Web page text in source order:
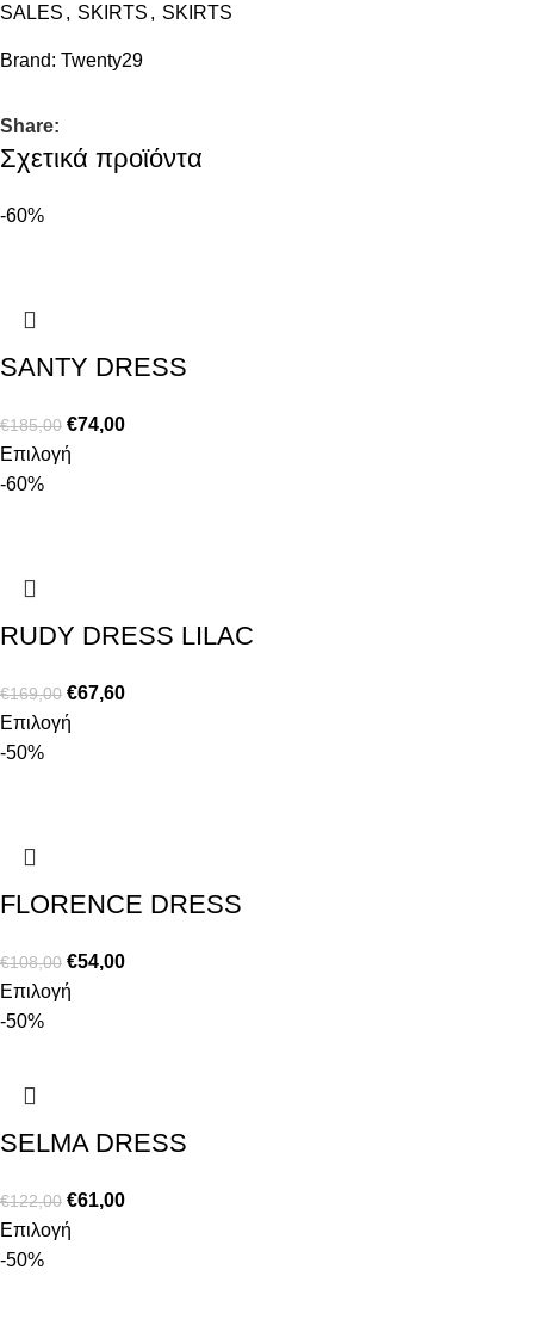
SALES , SKIRTS , SKIRTS
Brand: Twenty29
Share:
Σχετικά προϊόντα
-60%
SANTY DRESS
€185,00 €74,00
Επιλογή
-60%
RUDY DRESS LILAC
€169,00 €67,60
Επιλογή
-50%
FLORENCE DRESS
€108,00 €54,00
Επιλογή
-50%
SELMA DRESS
€122,00 €61,00
Επιλογή
-50%